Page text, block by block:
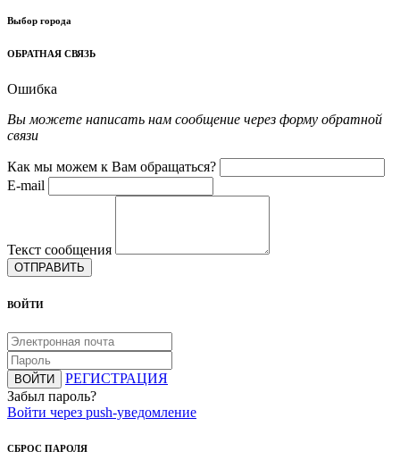
Выбор города
ОБРАТНАЯ СВЯЗЬ
Ошибка
Вы можете написать нам сообщение через форму обратной
связи
Как мы можем к Вам обращаться?
E-mail
Текст сообщения
ОТПРАВИТЬ
ВОЙТИ
ВОЙТИ
РЕГИСТРАЦИЯ
Забыл пароль?
Войти через push-уведомление
СБРОС ПАРОЛЯ